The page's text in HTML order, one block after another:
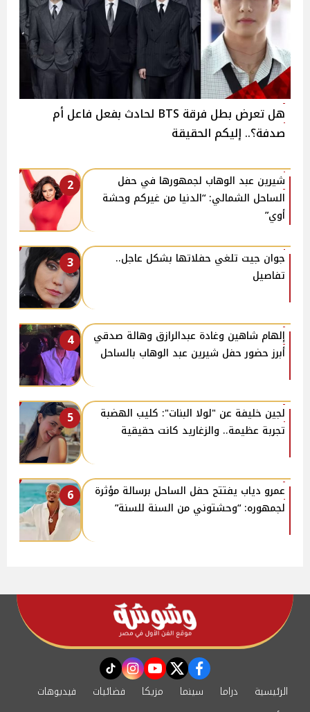
هل تعرض بطل فرقة BTS لحادث بفعل فاعل أم
صدفة؟.. إليكم الحقيقة
2
شيرين عبد الوهاب لجمهورها في حفل
الساحل الشمالي: “الدنيا من غيركم وحشة
أوي”
3
جوان جيت تلغي حفلاتها بشكل عاجل..
تفاصيل
4
إلهام شاهين وغادة عبدالرازق وهالة صدقي
أبرز حضور حفل شيرين عبد الوهاب بالساحل
5
لجين خليفة عن "لولا البنات": كليب الهضبة
تجربة عظيمة.. والزغاريد كانت حقيقية
6
عمرو دياب يفتتح حفل الساحل برسالة مؤثرة
لجمهوره: “وحشتوني من السنة للسنة”
facebook
twitter
youtube
instagram
tiktok
الرئيسية دراما سينما مزيكا فضائيات
فيديوهات